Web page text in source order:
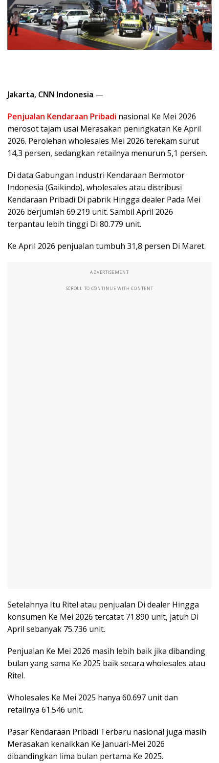
Jakarta, CNN Indonesia —
Penjualan Kendaraan Pribadi nasional Ke Mei 2026
merosot tajam usai Merasakan peningkatan Ke April
2026. Perolehan wholesales Mei 2026 terekam surut
14,3 persen, sedangkan retailnya menurun 5,1 persen.
Di data Gabungan Industri Kendaraan Bermotor
Indonesia (Gaikindo), wholesales atau distribusi
Kendaraan Pribadi Di pabrik Hingga dealer Pada Mei
2026 berjumlah 69.219 unit. Sambil April 2026
terpantau lebih tinggi Di 80.779 unit.
Ke April 2026 penjualan tumbuh 31,8 persen Di Maret.
ADVERTISEMENT
SCROLL TO CONTINUE WITH CONTENT
Setelahnya Itu Ritel atau penjualan Di dealer Hingga
konsumen Ke Mei 2026 tercatat 71.890 unit, jatuh Di
April sebanyak 75.736 unit.
Penjualan Ke Mei 2026 masih lebih baik jika dibanding
bulan yang sama Ke 2025 baik secara wholesales atau
Ritel.
Wholesales Ke Mei 2025 hanya 60.697 unit dan
retailnya 61.546 unit.
Pasar Kendaraan Pribadi Terbaru nasional juga masih
Merasakan kenaikkan Ke Januari-Mei 2026
dibandingkan lima bulan pertama Ke 2025.